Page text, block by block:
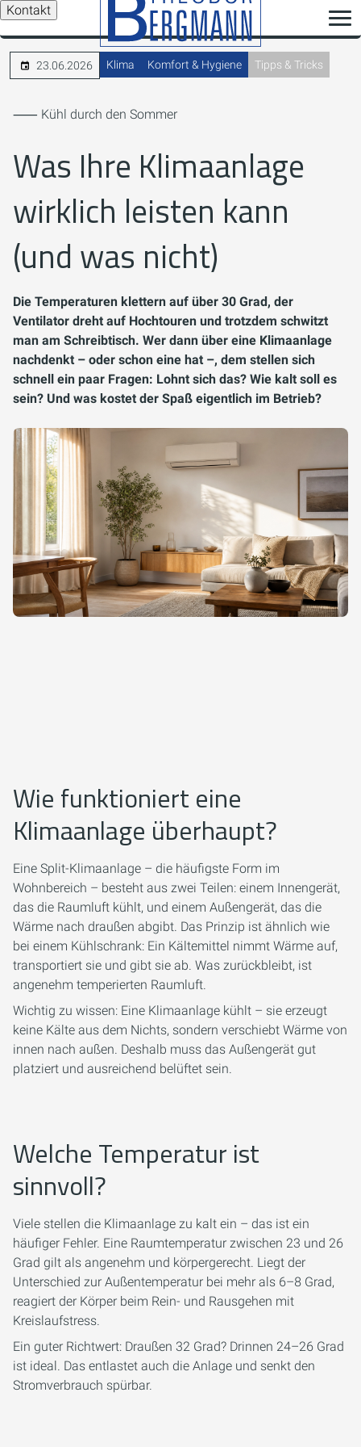
Kontakt
23.06.2026 Klima Komfort & Hygiene Tipps & Tricks
⸺ Kühl durch den Sommer
Was Ihre Klimaanlage
wirklich leisten kann
(und was nicht)
Die Temperaturen klettern auf über 30 Grad, der
Ventilator dreht auf Hochtouren und trotzdem schwitzt
man am Schreibtisch. Wer dann über eine Klimaanlage
nachdenkt – oder schon eine hat –, dem stellen sich
schnell ein paar Fragen: Lohnt sich das? Wie kalt soll es
sein? Und was kostet der Spaß eigentlich im Betrieb?
Wie funktioniert eine
Klimaanlage überhaupt?
Eine Split-Klimaanlage – die häufigste Form im
Wohnbereich – besteht aus zwei Teilen: einem Innengerät,
das die Raumluft kühlt, und einem Außengerät, das die
Wärme nach draußen abgibt. Das Prinzip ist ähnlich wie
bei einem Kühlschrank: Ein Kältemittel nimmt Wärme auf,
transportiert sie und gibt sie ab. Was zurückbleibt, ist
angenehm temperierten Raumluft.
Wichtig zu wissen: Eine Klimaanlage kühlt – sie erzeugt
keine Kälte aus dem Nichts, sondern verschiebt Wärme von
innen nach außen. Deshalb muss das Außengerät gut
platziert und ausreichend belüftet sein.
Welche Temperatur ist
sinnvoll?
Viele stellen die Klimaanlage zu kalt ein – das ist ein
häufiger Fehler. Eine Raumtemperatur zwischen 23 und 26
Grad gilt als angenehm und körpergerecht. Liegt der
Unterschied zur Außentemperatur bei mehr als 6–8 Grad,
reagiert der Körper beim Rein- und Rausgehen mit
Kreislaufstress.
Ein guter Richtwert: Draußen 32 Grad? Drinnen 24–26 Grad
ist ideal. Das entlastet auch die Anlage und senkt den
Stromverbrauch spürbar.